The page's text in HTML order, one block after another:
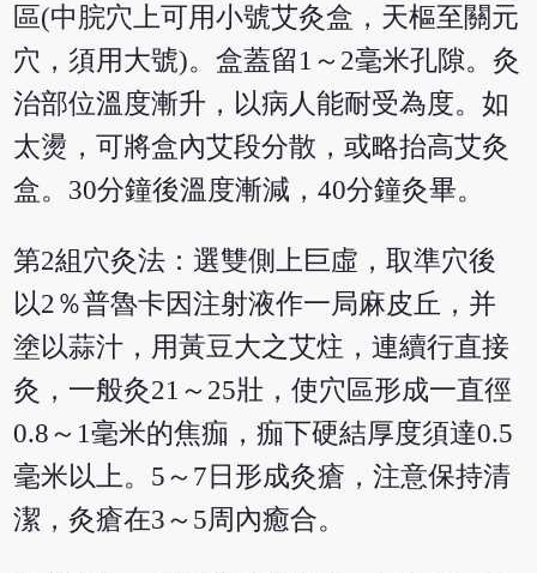
區(中脘穴上可用小號艾灸盒，天樞至關元
穴，須用大號)。盒蓋留1～2毫米孔隙。灸
治部位溫度漸升，以病人能耐受為度。如
太燙，可將盒內艾段分散，或略抬高艾灸
盒。30分鐘後溫度漸減，40分鐘灸畢。
第2組穴灸法：選雙側上巨虛，取準穴後
以2％普魯卡因注射液作一局麻皮丘，并
塗以蒜汁，用黃豆大之艾炷，連續行直接
灸，一般灸21～25壯，使穴區形成一直徑
0.8～1毫米的焦痂，痂下硬結厚度須達0.5
毫米以上。5～7日形成灸瘡，注意保持清
潔，灸瘡在3～5周內癒合。